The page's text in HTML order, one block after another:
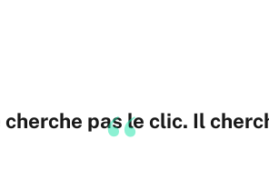
cherche pas le clic. Il